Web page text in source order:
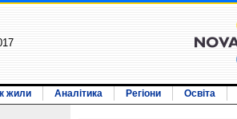
жили Аналітика Регіони Освіта